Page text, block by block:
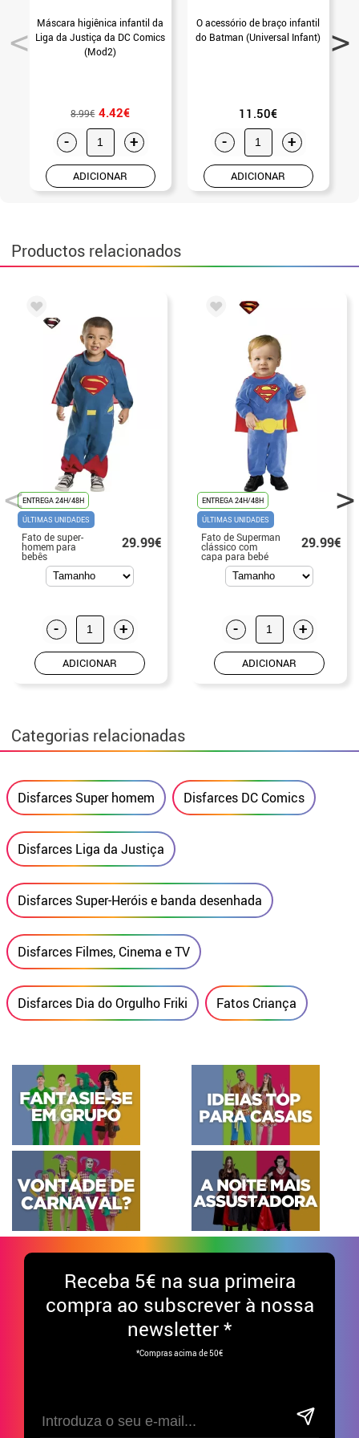
Máscara higiênica infantil da
Liga da Justiça da DC Comics
(Mod2)
8.99€ 4.42€
- +
ADICIONAR
O acessório de braço infantil
do Batman (Universal Infant)
11.50€
- +
ADICIONAR
Productos relacionados
ENTREGA 24H/48H
ÚLTIMAS UNIDADES
Fato de super-
homem para
bebês
29.99€
- +
ADICIONAR
ENTREGA 24H/48H
ÚLTIMAS UNIDADES
Fato de Superman
clássico com
capa para bebé
29.99€
- +
ADICIONAR
Categorias relacionadas
Disfarces Super homem Disfarces DC Comics
Disfarces Liga da Justiça
Disfarces Super-Heróis e banda desenhada
Disfarces Filmes, Cinema e TV
Disfarces Dia do Orgulho Friki Fatos Criança
Receba 5€ na sua primeira
compra ao subscrever à nossa
newsletter *
*Compras acima de 50€